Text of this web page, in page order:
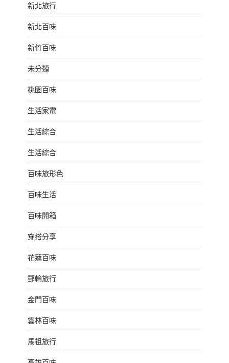
新北旅行
新北百味
新竹百味
未分類
桃園百味
生活家電
生活綜合
生活綜合
百味旅形色
百味生活
百味開箱
穿搭分享
花蓮百味
郵輪旅行
金門百味
雲林百味
馬祖旅行